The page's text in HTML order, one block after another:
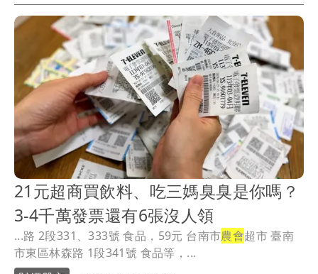
21元超商買飲料、吃三媽臭臭是你嗎？
3-4千萬發票還有6張沒人領
...路 2段331、333號 食品，59元 台南市農會超市 臺南
市東區林森路 1段341號 食品等，...